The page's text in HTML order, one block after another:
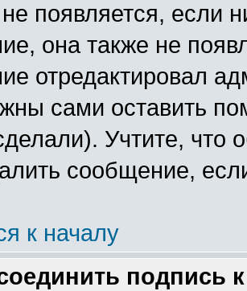
появляется, если
она также не
отредактировал
сами оставить
Учтите, что
сообщение,
к началу
подпись